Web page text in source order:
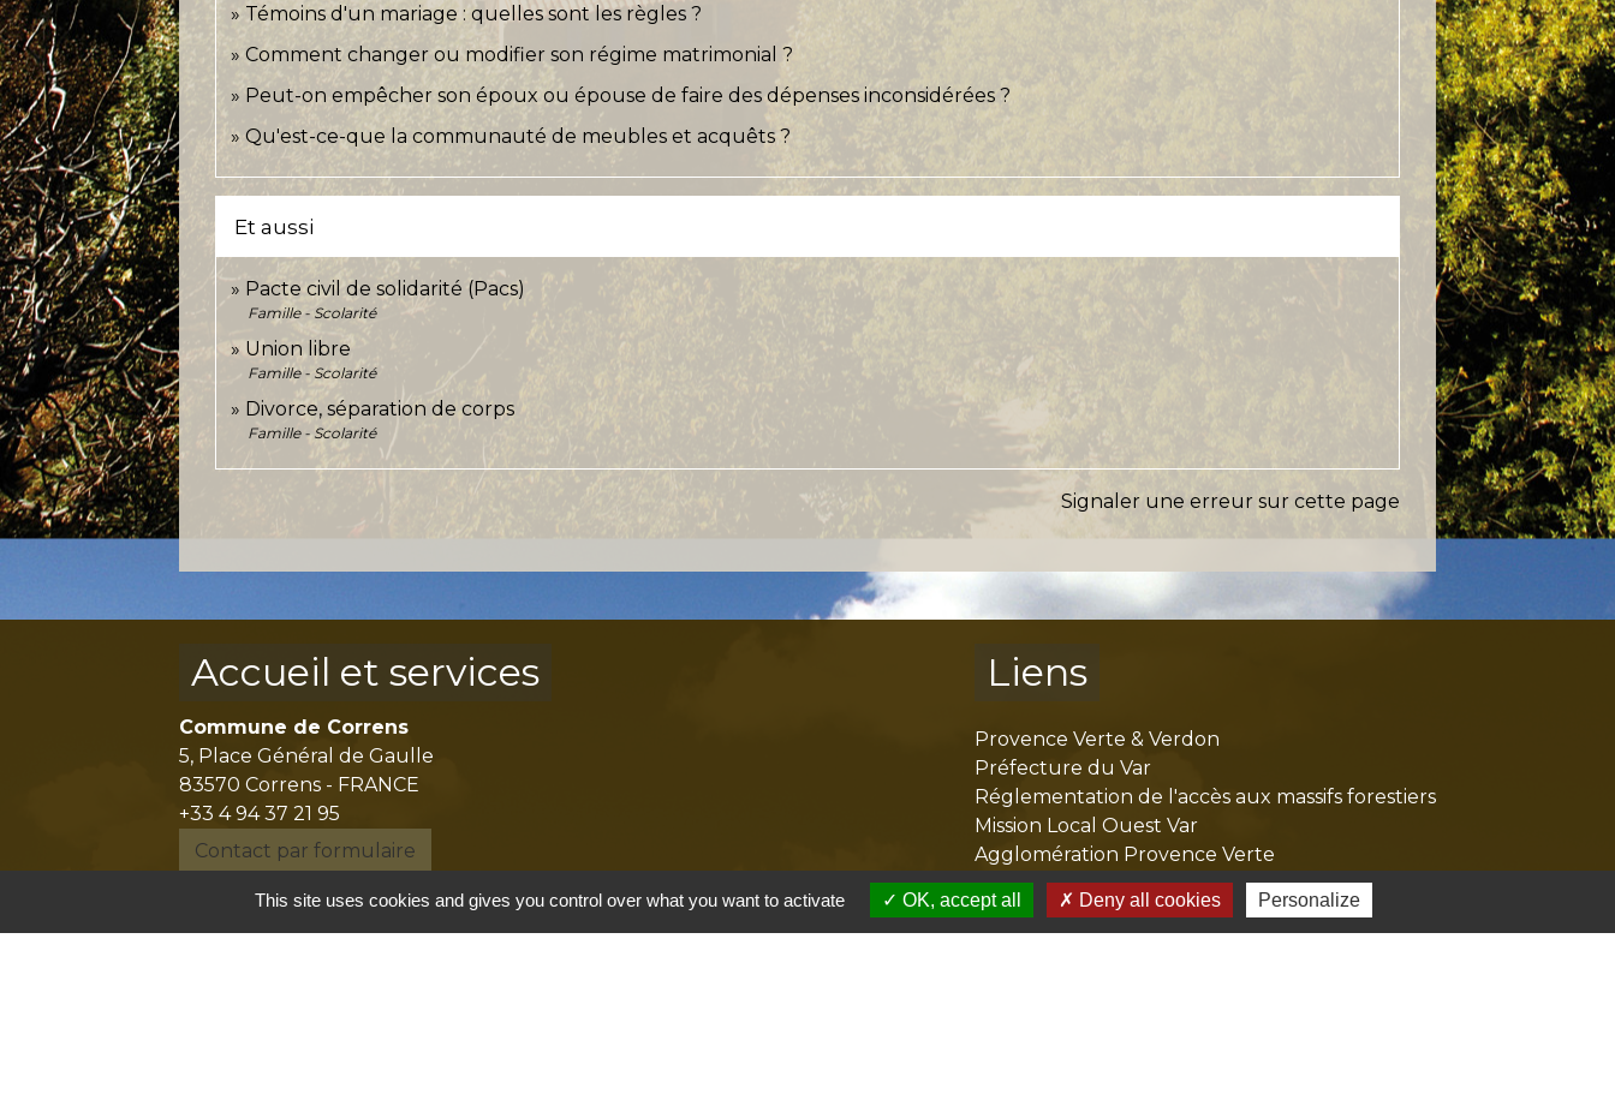
Témoins d'un mariage : quelles sont les règles ?
Comment changer ou modifier son régime matrimonial ?
Peut-on empêcher son époux ou épouse de faire des dépenses inconsidérées ?
Qu'est-ce-que la communauté de meubles et acquêts ?
Et aussi
Pacte civil de solidarité (Pacs)
Famille - Scolarité
Union libre
Famille - Scolarité
Divorce, séparation de corps
Famille - Scolarité
Signaler une erreur sur cette page
Accueil et services
Commune de Correns
5, Place Général de Gaulle
83570 Correns - FRANCE
+33 4 94 37 21 95
Contact par formulaire
Liens
Provence Verte & Verdon
Préfecture du Var
Réglementation de l'accès aux massifs forestiers
Mission Local Ouest Var
Agglomération Provence Verte
This site uses cookies and gives you control over what you want to activate OK, accept all Deny all cookies Personalize